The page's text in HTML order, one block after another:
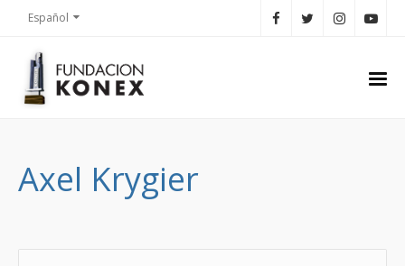
Español
Axel Krygier